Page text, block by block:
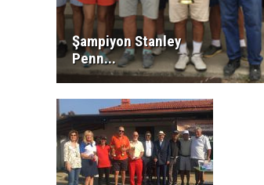
Şampiyon Stanley
Penn...